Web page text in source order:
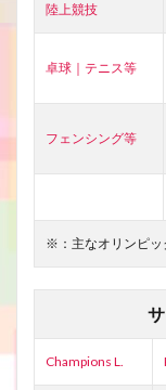
陸上競技
卓球｜テニス等
フェンシング等
※：主なオリンピ
Champions L.